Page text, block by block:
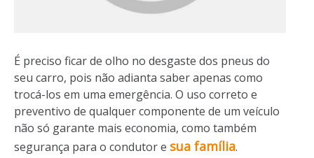
É preciso ficar de olho no desgaste dos pneus do
seu carro, pois não adianta saber apenas como
trocá-los em uma emergência. O uso correto e
preventivo de qualquer componente de um veículo
não só garante mais economia, como também
segurança para o condutor e sua família.